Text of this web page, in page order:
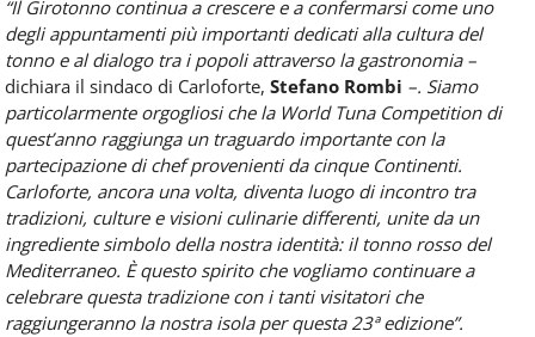
“Il Girotonno continua a crescere e a confermarsi come uno
degli appuntamenti più importanti dedicati alla cultura del
tonno e al dialogo tra i popoli attraverso la gastronomia –
dichiara il sindaco di Carloforte, Stefano Rombi –. Siamo
particolarmente orgogliosi che la World Tuna Competition di
quest’anno raggiunga un traguardo importante con la
partecipazione di chef provenienti da cinque Continenti.
Carloforte, ancora una volta, diventa luogo di incontro tra
tradizioni, culture e visioni culinarie differenti, unite da un
ingrediente simbolo della nostra identità: il tonno rosso del
Mediterraneo. È questo spirito che vogliamo continuare a
celebrare questa tradizione con i tanti visitatori che
raggiungeranno la nostra isola per questa 23ª edizione”.